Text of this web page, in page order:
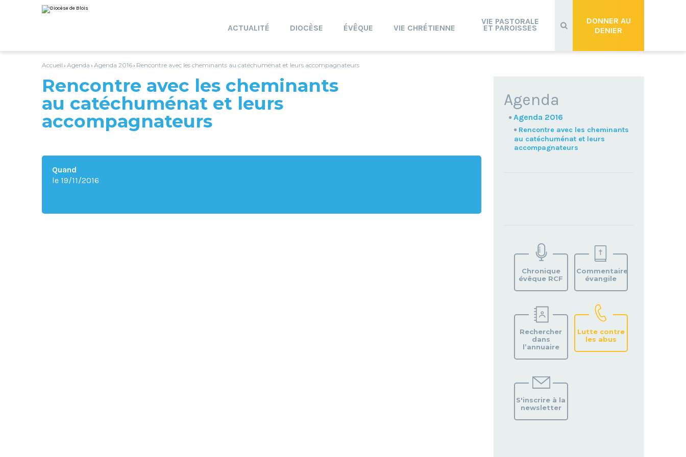
au
contenu.
personnels
DONNER AU
DENIER
ACTUALITÉ DIOCÈSE ÉVÊQUE VIE CHRÉTIENNE
VIE PASTORALE
ET PAROISSES
Accueil › Agenda › Agenda 2016› Rencontre avec les cheminants au catéchuménat et leurs accompagnateurs
Rencontre avec les cheminants
au catéchuménat et leurs
accompagnateurs
Quand
le 19/11/2016
NAVIGATION
Agenda
Agenda 2016
Rencontre avec les cheminants
au catéchuménat et leurs
accompagnateurs
VOTRE
PAROISSE
Chronique
évêque RCF
Commentaire
évangile
Rechercher
dans
l’annuaire
Lutte contre
les abus
S'inscrire à la
newsletter